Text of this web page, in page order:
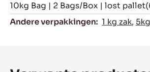
10kg Bag | 2 Bags/Box | lost
Andere verpakkingen: 1 kg zak,